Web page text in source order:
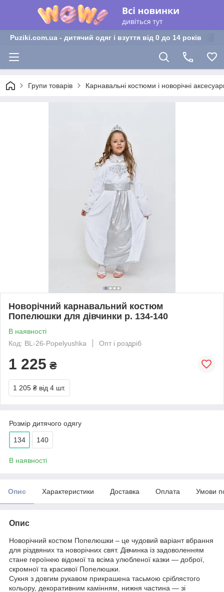
Puziki.com.ua - дитячий одяг і взуття від 0 до 14 років
Групи товарів Карнавальні костюми і новорічні
Новорічний карнавальний костюм
Попелюшки для дівчинки р. 134-140
В наявності
Код: BL-26-Popelyushka
Опт і роздріб
1 225 ₴
1 205 ₴ від 4 шт.
Розмір дитячого одягу
134 140
В наявності
Опис Характеристики Доставка Оплата Умови
Опис
Новорічний костюм Попелюшки – це чудовий варіант вбрання
для різдвяних та новорічних свят. Дівчинка із задоволенням
стане героїнею відомої та всіма улюбленої казки — доброї,
скромної та красивої Попелюшки.
Сукня з довгим рукавом прикрашена тасьмою сріблястого
кольору, декоративним камінням, нижня частина — зі